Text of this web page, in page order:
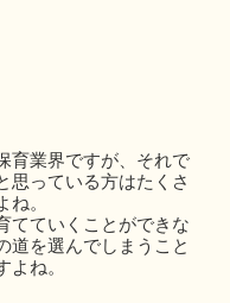
育業界ですが、それで
思っている方はたくさ
。
てていくことができな
道を選んでしまうこと
ね。